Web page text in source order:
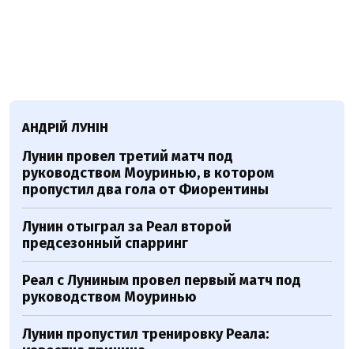
АНДРІЙ ЛУНІН
Лунин провел третий матч под
руководством Моуринью, в котором
пропустил два гола от Фиорентины
Лунин отыграл за Реал второй
предсезонный спарринг
Реал с Луниным провел первый матч под
руководством Моуринью
Лунин пропустил тренировку Реала: